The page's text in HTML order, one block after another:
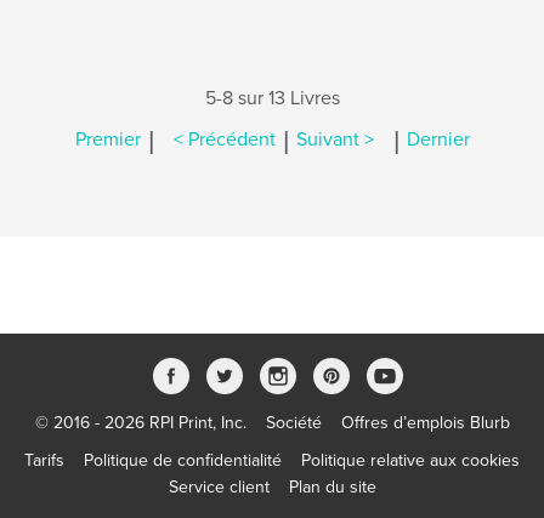
5-8 sur 13 Livres
Premier | < Précédent | Suivant > | Dernier
© 2016 - 2026 RPI Print, Inc. Société
Offres d’emplois Blurb
Tarifs
Politique de confidentialité
Politique relative aux cookies
Service client
Plan du site